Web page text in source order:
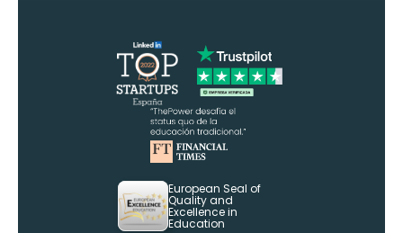
European Seal of
Quality and
Excellence in
Education